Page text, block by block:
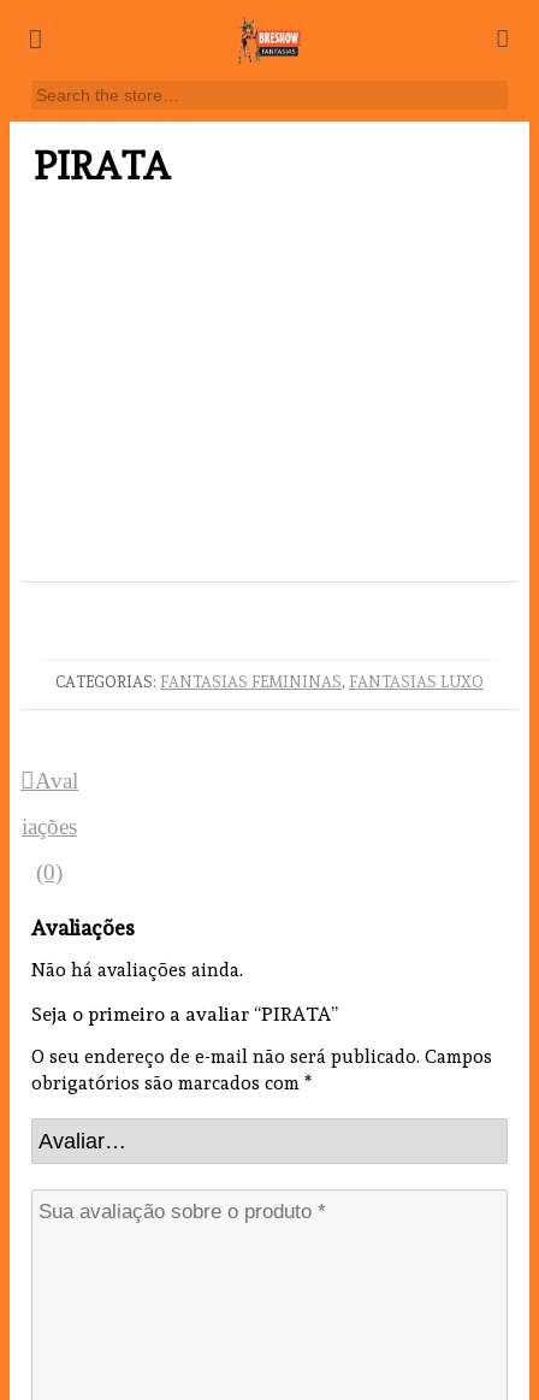
PIRATA
CATEGORIAS: FANTASIAS FEMININAS, FANTASIAS LUXO
Aval
iações
(0)
Avaliações
Não há avaliações ainda.
Seja o primeiro a avaliar “PIRATA”
O seu endereço de e-mail não será publicado. Campos
obrigatórios são marcados com *